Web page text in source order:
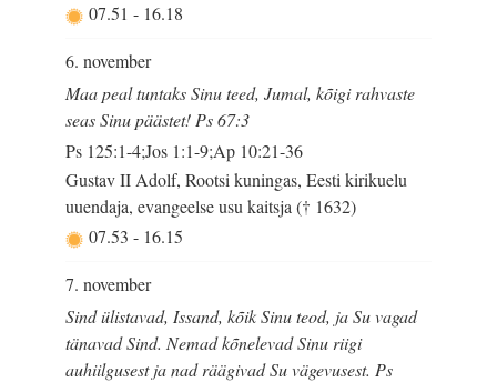
07.51- 16.18
6. november
Maa peal tuntaks Sinu teed, Jumal, kõigi rahvaste
seas Sinu päästet! Ps 67:3
Ps 125:1-4;Jos 1:1-9;Ap 10:21-36
Gustav II Adolf, Rootsi kuningas, Eesti kirikuelu
uuendaja, evangeelse usu kaitsja († 1632)
07.53- 16.15
7. november
Sind ülistavad, Issand, kõik Sinu teod, ja Su vagad
tänavad Sind. Nemad kõnelevad Sinu riigi
auhiilgusest ja nad räägivad Su vägevusest. Ps